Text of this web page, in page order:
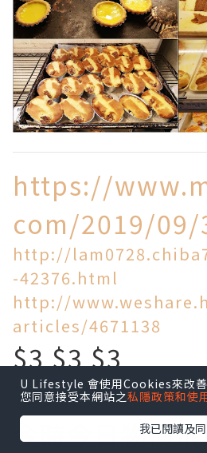
https://
com/2019/
http://
-42376.html
http://
articles/4671138
$3 $3 $3
買到乜!
今時今日物價
U Lifestyle 會使用Cookies來改善
您同意接受本網站之私隱政策和使
我已閱讀及